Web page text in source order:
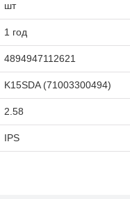
объем для
отпечатка пальца,
и Gen2)
шт
1 год
4894947112621
K15SDA (71003300494)
2.58
IPS